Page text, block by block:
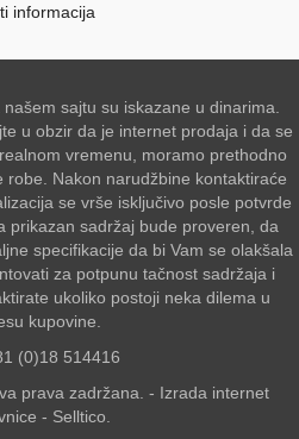
informacija
sajtu su iskazane u dinarima.
u obzir da je internet prodaja i da se
vremenu, moramo prethodno
Nakon narudžbine kontaktiraće
se vrše isključivo posle potvrde
prikazan sadržaj bude proveren, da
specifikacije da bi Vam se olakšala
za potpunu tačnost sadržaja i
ukoliko postoji neka dilema u
kupovine.
(0)18 514416
prava zadržana. - Izrada internet
- Selltico.